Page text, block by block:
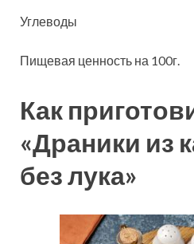
Углеводы
Пищевая ценность на 100г.
Как
«Драники из
без лука»